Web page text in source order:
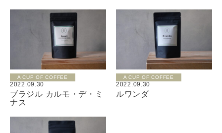
A CUP OF COFFEE
2022.09.30
ブラジル カルモ・デ・ミ
ナス
A CUP OF COFFEE
2022.09.30
ルワンダ